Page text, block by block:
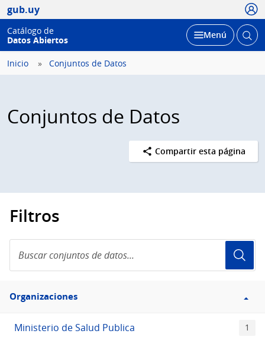
gub.uy
Catálogo de
Datos Abiertos
Desplegar
Menú Abrir
Inicio Conjuntos de Datos
Conjuntos de Datos
Compartir esta página
Filtros
conjuntos
de
Filtro
Organizaciones
Organizaciones
Ministerio de Salud Publica 1